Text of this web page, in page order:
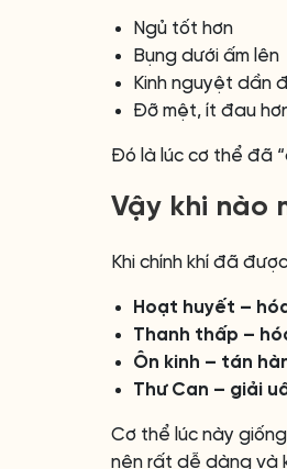
Ngủ tốt hơn
Bụng dưới ấm lên
Kinh nguyệt dần
Đỡ mệt, ít đau
Đó là lúc cơ thể đã
Vậy khi nào
Khi chính khí đã
Hoạt huyết –
Thanh thấp –
Ôn kinh – tán
Thư Can – giải
Cơ thể lúc này
nên rất dễ dàng và